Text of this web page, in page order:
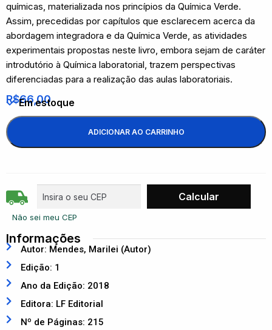
químicas, materializada nos princípios da Química Verde.
Assim, precedidas por capítulos que esclarecem acerca da
abordagem integradora e da Química Verde, as atividades
experimentais propostas neste livro, embora sejam de caráter
introdutório à Química laboratorial, trazem perspectivas
diferenciadas para a realização das aulas laboratoriais.
R$66,00
Em estoque
ADICIONAR AO CARRINHO
Não sei meu CEP
Informações
Autor: Mendes, Marilei (Autor)
Edição: 1
Ano da Edição: 2018
Editora: LF Editorial
Nº de Páginas: 215